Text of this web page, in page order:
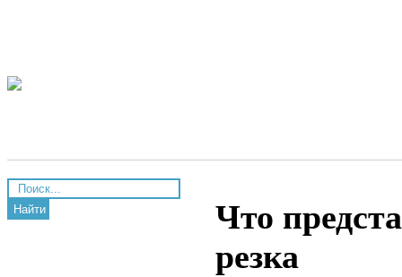
Найти
Что
резка